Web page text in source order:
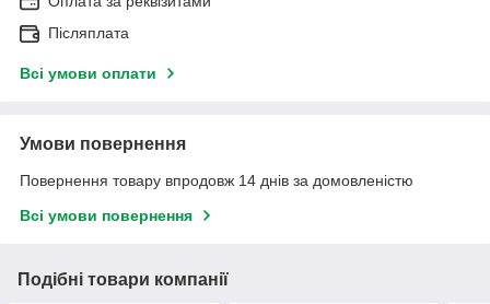
Післяплата
Всі умови оплати
Умови повернення
Повернення товару впродовж 14 днів за домовленістю
Всі умови повернення
Подібні товари компанії